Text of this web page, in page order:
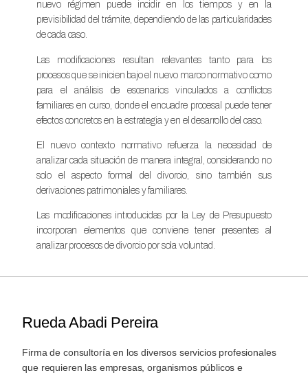
nuevo régimen puede incidir en los tiempos y en la
previsibilidad del trámite, dependiendo de las particularidades
de cada caso.
Las modificaciones resultan relevantes tanto para los
procesos que se inicien bajo el nuevo marco normativo como
para el análisis de escenarios vinculados a conflictos
familiares en curso, donde el encuadre procesal puede tener
efectos concretos en la estrategia y en el desarrollo del caso.
El nuevo contexto normativo refuerza la necesidad de
analizar cada situación de manera integral, considerando no
solo el aspecto formal del divorcio, sino también sus
derivaciones patrimoniales y familiares.
Las modificaciones introducidas por la Ley de Presupuesto
incorporan elementos que conviene tener presentes al
analizar procesos de divorcio por sola voluntad.
Rueda Abadi Pereira
Firma de consultoría en los diversos servicios profesionales
que requieren las empresas, organismos públicos e